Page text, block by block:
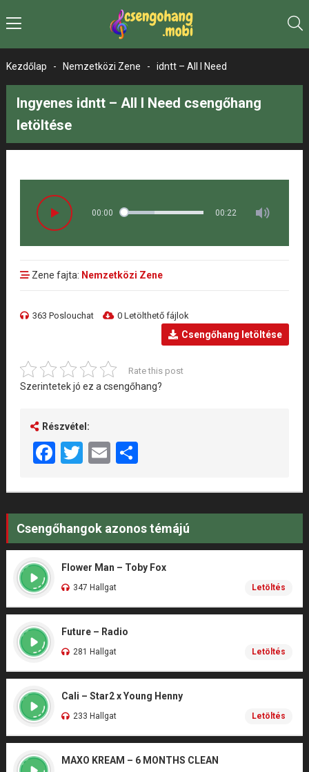
Kezdőlap - Nemzetközi Zene - idntt – All I Need
Ingyenes idntt – All I Need csengőhang
letöltése
00:00 00:22
Zene fajta: Nemzetközi Zene
363 Poslouchat 0 Letölthető fájlok
Csengőhang letöltése
Rate this post
Szerintetek jó ez a csengőhang?
Részvétel:
Facebook
Twitter
EmailShare
Csengőhangok azonos témájú
Flower Man – Toby Fox
347 Hallgat Letöltés
Future – Radio
281 Hallgat Letöltés
Cali – Star2 x Young Henny
233 Hallgat Letöltés
MAXO KREAM – 6 MONTHS CLEAN